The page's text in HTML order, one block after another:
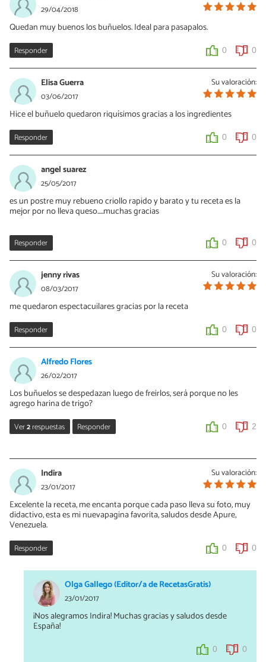
29/04/2018
Quedan muy buenos los buñuelos. Ideal para pasapalos.
Responder 0 0
Su valoración:
Elisa Guerra
03/06/2017
Hice el buñuelo quedaron riquísimos gracias a los ingredientes
Responder 0 0
angel suarez
25/05/2017
es un postre muy rebueno criollo rapido y barato y tu receta es la
mejor por no lleva queso.....muchas gracias
Responder 0 0
Su valoración:
jenny rivas
08/03/2017
me quedaron espectacuilares gracias por la receta
Responder 0 0
Alfredo Flores
26/02/2017
Los buñuelos se despedazan luego de freirlos, será porque no les
agrego harina de trigo?
Ver2respuestas Responder 0 2
Hola Alfredo, en la lista de ingredientes se incluye harina de trigo.
Si no sigues los pasos correctamente no te garantizamos que la
receta quede bien, ¡saludos!
29/04/2018
Claro hijo, es por eso que se te desbaratan, pues la harina de trigo
es uno de los ingrediente esencial para la consistencia.
Su valoración:
Indira
23/01/2017
Excelente la receta, me encanta porque cada paso lleva su foto, muy
didactivo, esta es mi nuevapagina favorita, saludos desde Apure,
Venezuela.
Responder 0 0
Olga Gallego (Editor/a de RecetasGratis)
23/01/2017
¡Nos alegramos Indira! Muchas gracias y saludos desde
España!
0 0